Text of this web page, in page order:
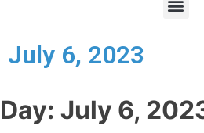
July 6, 2023
Day: July 6,